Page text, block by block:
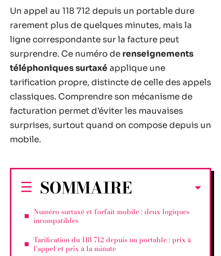
Un appel au 118 712 depuis un portable dure
rarement plus de quelques minutes, mais la
ligne correspondante sur la facture peut
surprendre. Ce numéro de renseignements
téléphoniques surtaxé applique une
tarification propre, distincte de celle des appels
classiques. Comprendre son mécanisme de
facturation permet d’éviter les mauvaises
surprises, surtout quand on compose depuis un
mobile.
SOMMAIRE
Numéro surtaxé et forfait mobile : deux logiques
incompatibles
Tarification du 118 712 depuis un portable : prix à
l’appel et prix à la minute